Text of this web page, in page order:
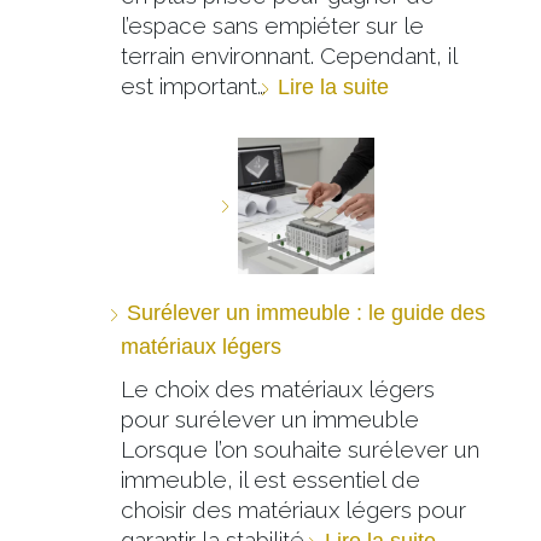
l’espace sans empiéter sur le
terrain environnant. Cependant, il
est important… Lire la suite
Surélever un immeuble : le guide des
matériaux légers
Le choix des matériaux légers
pour surélever un immeuble
Lorsque l’on souhaite surélever un
immeuble, il est essentiel de
choisir des matériaux légers pour